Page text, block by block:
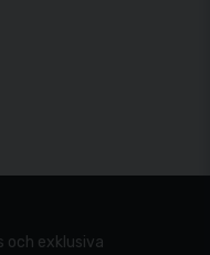
och exklusiva